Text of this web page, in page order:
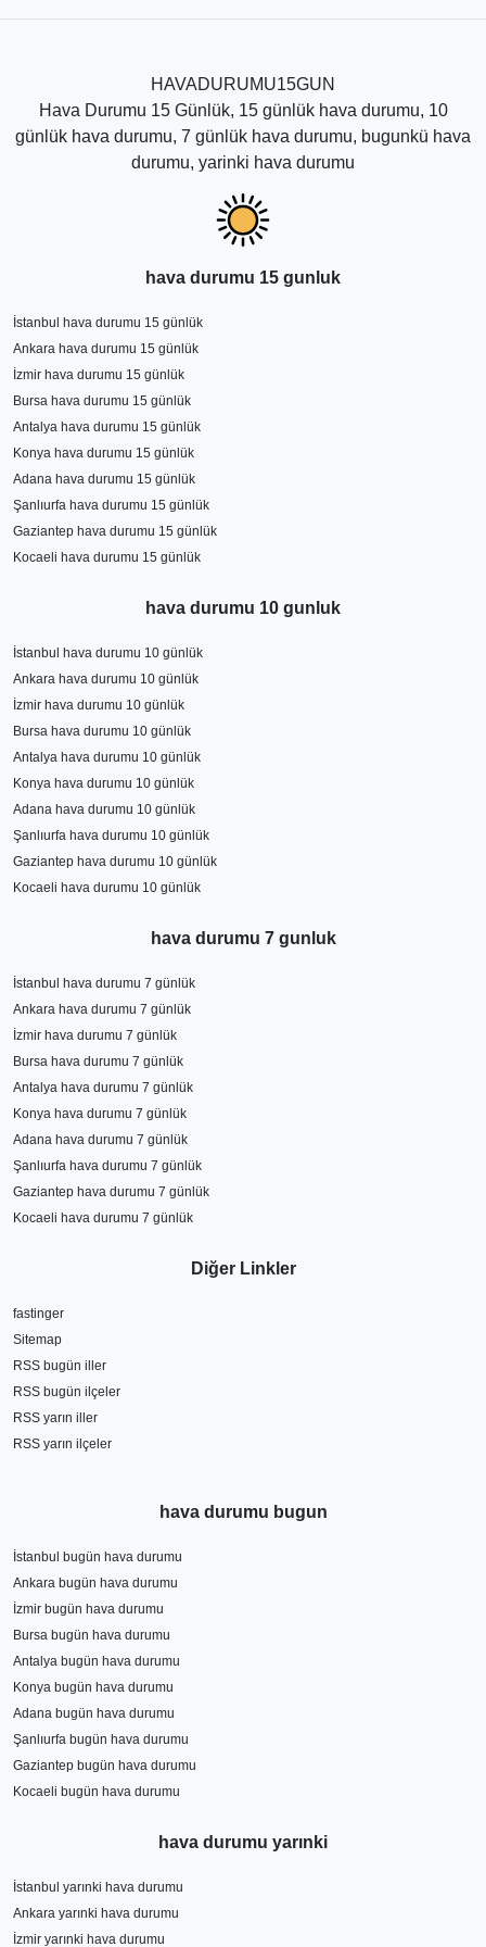
HAVADURUMU15GUN
Hava Durumu 15 Günlük, 15 günlük hava durumu, 10
günlük hava durumu, 7 günlük hava durumu, bugunkü hava
durumu, yarinki hava durumu
hava durumu 15 gunluk
İstanbul hava durumu 15 günlük
Ankara hava durumu 15 günlük
İzmir hava durumu 15 günlük
Bursa hava durumu 15 günlük
Antalya hava durumu 15 günlük
Konya hava durumu 15 günlük
Adana hava durumu 15 günlük
Şanlıurfa hava durumu 15 günlük
Gaziantep hava durumu 15 günlük
Kocaeli hava durumu 15 günlük
hava durumu 10 gunluk
İstanbul hava durumu 10 günlük
Ankara hava durumu 10 günlük
İzmir hava durumu 10 günlük
Bursa hava durumu 10 günlük
Antalya hava durumu 10 günlük
Konya hava durumu 10 günlük
Adana hava durumu 10 günlük
Şanlıurfa hava durumu 10 günlük
Gaziantep hava durumu 10 günlük
Kocaeli hava durumu 10 günlük
hava durumu 7 gunluk
İstanbul hava durumu 7 günlük
Ankara hava durumu 7 günlük
İzmir hava durumu 7 günlük
Bursa hava durumu 7 günlük
Antalya hava durumu 7 günlük
Konya hava durumu 7 günlük
Adana hava durumu 7 günlük
Şanlıurfa hava durumu 7 günlük
Gaziantep hava durumu 7 günlük
Kocaeli hava durumu 7 günlük
Diğer Linkler
fastinger
Sitemap
RSS bugün iller
RSS bugün ilçeler
RSS yarın iller
RSS yarın ilçeler
hava durumu bugun
İstanbul bugün hava durumu
Ankara bugün hava durumu
İzmir bugün hava durumu
Bursa bugün hava durumu
Antalya bugün hava durumu
Konya bugün hava durumu
Adana bugün hava durumu
Şanlıurfa bugün hava durumu
Gaziantep bugün hava durumu
Kocaeli bugün hava durumu
hava durumu yarınki
İstanbul yarınki hava durumu
Ankara yarınki hava durumu
İzmir yarınki hava durumu